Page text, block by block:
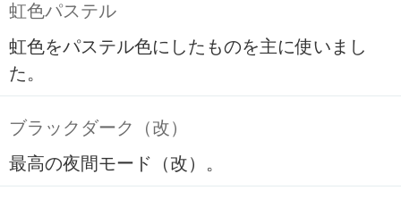
虹色パステル
虹色をパステル色にしたものを主に使いまし
た。
ブラックダーク（改）
最高の夜間モード（改）。